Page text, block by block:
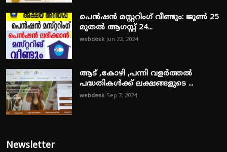
പെൻഷൻ മസ്റ്ററിംഗ് വീണ്ടും: ജൂൺ 25
മുതൽ ആഗസ്റ്റ് 24...
webdesk Jun 22, 2024
ആട് ,കോഴി ,പന്നി വളർത്തൽ
പദ്ധതികൾക്ക് ലക്ഷങ്ങളുടെ ...
webdesk Sep 7, 2024
Newsletter